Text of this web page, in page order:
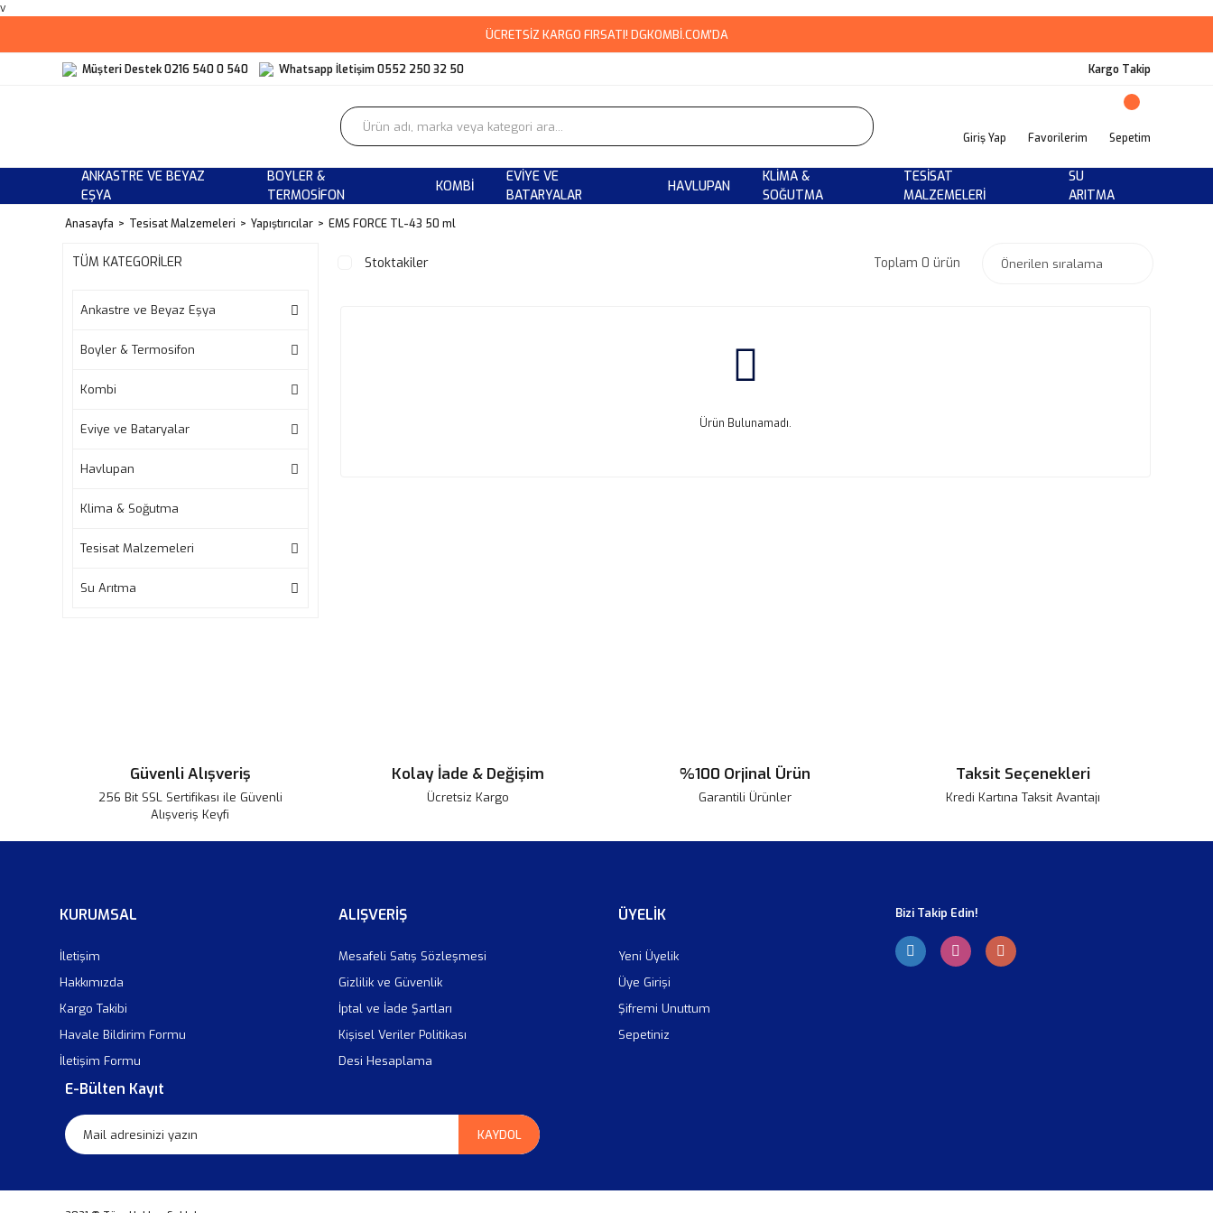
v
ÜCRETSİZ KARGO FIRSATI! DGKOMBİ.COM'DA
Müşteri Destek 0216 540 0 540 Whatsapp İletişim 0552 250 32 50 Kargo Takip
Giriş Yap Favorilerim Sepetim
ANKASTRE VE BEYAZ
EŞYA
BOYLER &
TERMOSIFON
KOMBI
EVIYE VE
BATARYALAR
HAVLUPAN
KLIMA &
SOĞUTMA
TESISAT
MALZEMELERI
SU
ARITMA
Anasayfa Tesisat Malzemeleri Yapıştırıcılar EMS FORCE TL-43 50 ml
TÜM KATEGORİLER
Ankastre ve Beyaz Eşya
Boyler & Termosifon
Kombi
Eviye ve Bataryalar
Havlupan
Klima & Soğutma
Tesisat Malzemeleri
Su Arıtma
Stoktakiler Toplam 0 ürün
Ürün Bulunamadı.
Güvenli Alışveriş
256 Bit SSL Sertifikası ile Güvenli
Alışveriş Keyfi
Kolay İade & Değişim
Ücretsiz Kargo
%100 Orjinal Ürün
Garantili Ürünler
Taksit Seçenekleri
Kredi Kartına Taksit Avantajı
KURUMSAL
İletişim
Hakkımızda
Kargo Takibi
Havale Bildirim Formu
İletişim Formu
ALIŞVERİŞ
Mesafeli Satış Sözleşmesi
Gizlilik ve Güvenlik
İptal ve İade Şartları
Kişisel Veriler Politikası
Desi Hesaplama
ÜYELİK
Yeni Üyelik
Üye Girişi
Şifremi Unuttum
Sepetiniz
Bizi Takip Edin!
E-Bülten Kayıt
KAYDOL